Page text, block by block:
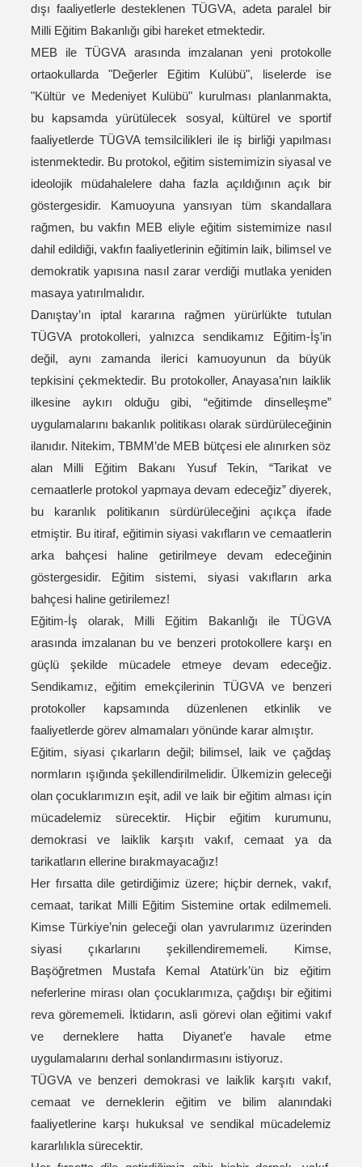
dışı faaliyetlerle desteklenen TÜGVA, adeta paralel bir
Milli Eğitim Bakanlığı gibi hareket etmektedir.
MEB ile TÜGVA arasında imzalanan yeni protokolle
ortaokullarda "Değerler Eğitim Kulübü", liselerde ise
"Kültür ve Medeniyet Kulübü" kurulması planlanmakta,
bu kapsamda yürütülecek sosyal, kültürel ve sportif
faaliyetlerde TÜGVA temsilcilikleri ile iş birliği yapılması
istenmektedir. Bu protokol, eğitim sistemimizin siyasal ve
ideolojik müdahalelere daha fazla açıldığının açık bir
göstergesidir. Kamuoyuna yansıyan tüm skandallara
rağmen, bu vakfın MEB eliyle eğitim sistemimize nasıl
dahil edildiği, vakfın faaliyetlerinin eğitimin laik, bilimsel ve
demokratik yapısına nasıl zarar verdiği mutlaka yeniden
masaya yatırılmalıdır.
Danıştay’ın iptal kararına rağmen yürürlükte tutulan
TÜGVA protokolleri, yalnızca sendikamız Eğitim-İş’in
değil, aynı zamanda ilerici kamuoyunun da büyük
tepkisini çekmektedir. Bu protokoller, Anayasa’nın laiklik
ilkesine aykırı olduğu gibi, “eğitimde dinselleşme”
uygulamalarını bakanlık politikası olarak sürdürüleceğinin
ilanıdır. Nitekim, TBMM’de MEB bütçesi ele alınırken söz
alan Milli Eğitim Bakanı Yusuf Tekin, “Tarikat ve
cemaatlerle protokol yapmaya devam edeceğiz” diyerek,
bu karanlık politikanın sürdürüleceğini açıkça ifade
etmiştir. Bu itiraf, eğitimin siyasi vakıfların ve cemaatlerin
arka bahçesi haline getirilmeye devam edeceğinin
göstergesidir. Eğitim sistemi, siyasi vakıfların arka
bahçesi haline getirilemez!
Eğitim-İş olarak, Milli Eğitim Bakanlığı ile TÜGVA
arasında imzalanan bu ve benzeri protokollere karşı en
güçlü şekilde mücadele etmeye devam edeceğiz.
Sendikamız, eğitim emekçilerinin TÜGVA ve benzeri
protokoller kapsamında düzenlenen etkinlik ve
faaliyetlerde görev almamaları yönünde karar almıştır.
Eğitim, siyasi çıkarların değil; bilimsel, laik ve çağdaş
normların ışığında şekillendirilmelidir. Ülkemizin geleceği
olan çocuklarımızın eşit, adil ve laik bir eğitim alması için
mücadelemiz sürecektir. Hiçbir eğitim kurumunu,
demokrasi ve laiklik karşıtı vakıf, cemaat ya da
tarikatların ellerine bırakmayacağız!
Her fırsatta dile getirdiğimiz üzere; hiçbir dernek, vakıf,
cemaat, tarikat Milli Eğitim Sistemine ortak edilmemeli.
Kimse Türkiye’nin geleceği olan yavrularımız üzerinden
siyasi çıkarlarını şekillendirememeli. Kimse,
Başöğretmen Mustafa Kemal Atatürk’ün biz eğitim
neferlerine mirası olan çocuklarımıza, çağdışı bir eğitimi
reva görememeli. İktidarın, asli görevi olan eğitimi vakıf
ve derneklere hatta Diyanet’e havale etme
uygulamalarını derhal sonlandırmasını istiyoruz.
TÜGVA ve benzeri demokrasi ve laiklik karşıtı vakıf,
cemaat ve derneklerin eğitim ve bilim alanındaki
faaliyetlerine karşı hukuksal ve sendikal mücadelemiz
kararlılıkla sürecektir.